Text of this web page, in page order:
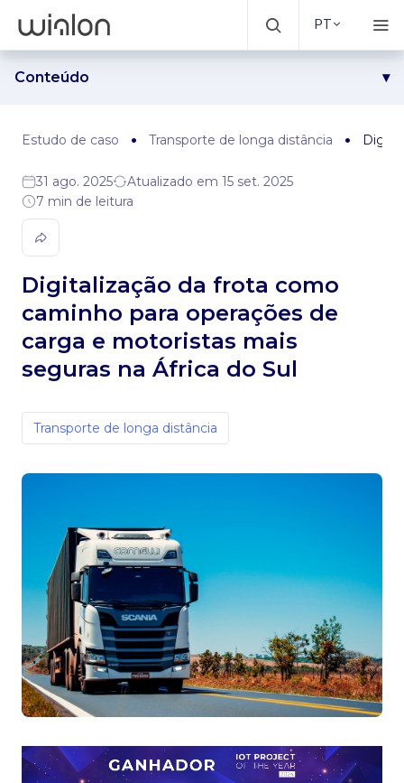
PT
Conteúdo
Solução
Estudo de caso Transporte de longa distância
31 ago. 2025
Atualizado em 15 set. 2025
7 min de leitura
Digitalização da frota como
caminho para operações de
carga e motoristas mais
seguras na África do Sul
Transporte de longa distância